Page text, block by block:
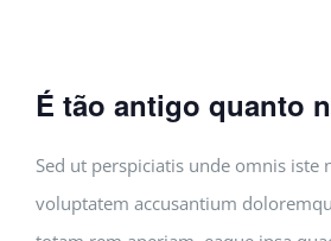
É tão antigo quanto
Sed ut perspiciatis unde omnis iste
voluptatem accusantium